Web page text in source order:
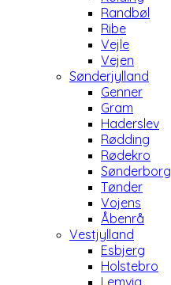
Randbøl
Ribe
Vejle
Vejen
Sønderjylland
Genner
Gram
Haderslev
Rødding
Rødekro
Sønderborg
Tønder
Vojens
Åbenrå
Vestjylland
Esbjerg
Holstebro
Lemvig